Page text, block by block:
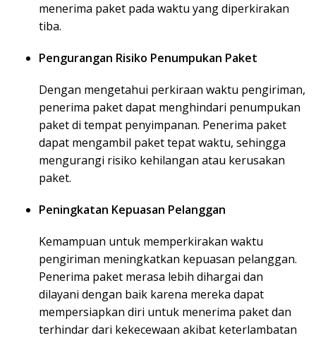
menerima paket pada waktu yang diperkirakan
tiba.
Pengurangan Risiko Penumpukan Paket
Dengan mengetahui perkiraan waktu pengiriman,
penerima paket dapat menghindari penumpukan
paket di tempat penyimpanan. Penerima paket
dapat mengambil paket tepat waktu, sehingga
mengurangi risiko kehilangan atau kerusakan
paket.
Peningkatan Kepuasan Pelanggan
Kemampuan untuk memperkirakan waktu
pengiriman meningkatkan kepuasan pelanggan.
Penerima paket merasa lebih dihargai dan
dilayani dengan baik karena mereka dapat
mempersiapkan diri untuk menerima paket dan
terhindar dari kekecewaan akibat keterlambatan